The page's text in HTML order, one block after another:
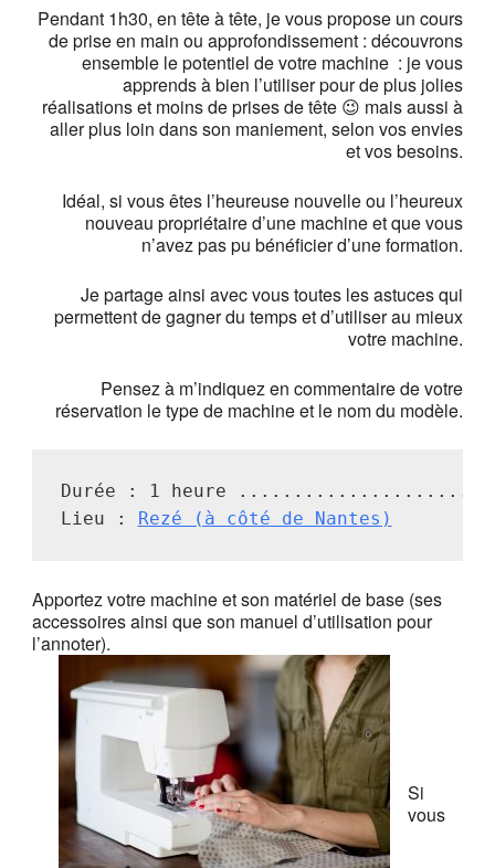
Pendant 1h30, en tête à tête, je vous propose un cours
de prise en main ou approfondissement : découvrons
ensemble le potentiel de votre machine : je vous
apprends à bien l’utiliser pour de plus jolies
réalisations et moins de prises de tête 😉 mais aussi à
aller plus loin dans son maniement, selon vos envies
et vos besoins.
Idéal, si vous êtes l’heureuse nouvelle ou l’heureux
nouveau propriétaire d’une machine et que vous
n’avez pas pu bénéficier d’une formation.
Je partage ainsi avec vous toutes les astuces qui
permettent de gagner du temps et d’utiliser au mieux
votre machine.
Pensez à m’indiquez en commentaire de votre
réservation le type de machine et le nom du modèle.
Durée : 1 heure ........................
Lieu :
Rezé (à côté de Nantes)
Apportez votre machine et son matériel de base (ses
accessoires ainsi que son manuel d’utilisation pour
l’annoter).
Si
vous